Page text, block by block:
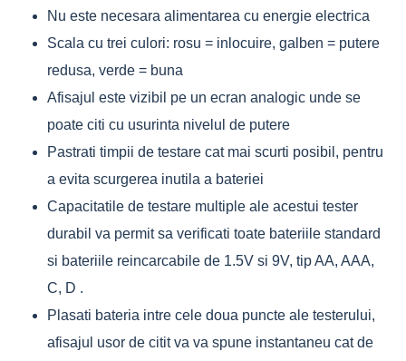
Nu este necesara alimentarea cu energie electrica
Scala cu trei culori: rosu = inlocuire, galben = putere
redusa, verde = buna
Afisajul este vizibil pe un ecran analogic unde se
poate citi cu usurinta nivelul de putere
Pastrati timpii de testare cat mai scurti posibil, pentru
a evita scurgerea inutila a bateriei
Capacitatile de testare multiple ale acestui tester
durabil va permit sa verificati toate bateriile standard
si bateriile reincarcabile de 1.5V si 9V, tip AA, AAA,
C, D .
Plasati bateria intre cele doua puncte ale testerului,
afisajul usor de citit va va spune instantaneu cat de